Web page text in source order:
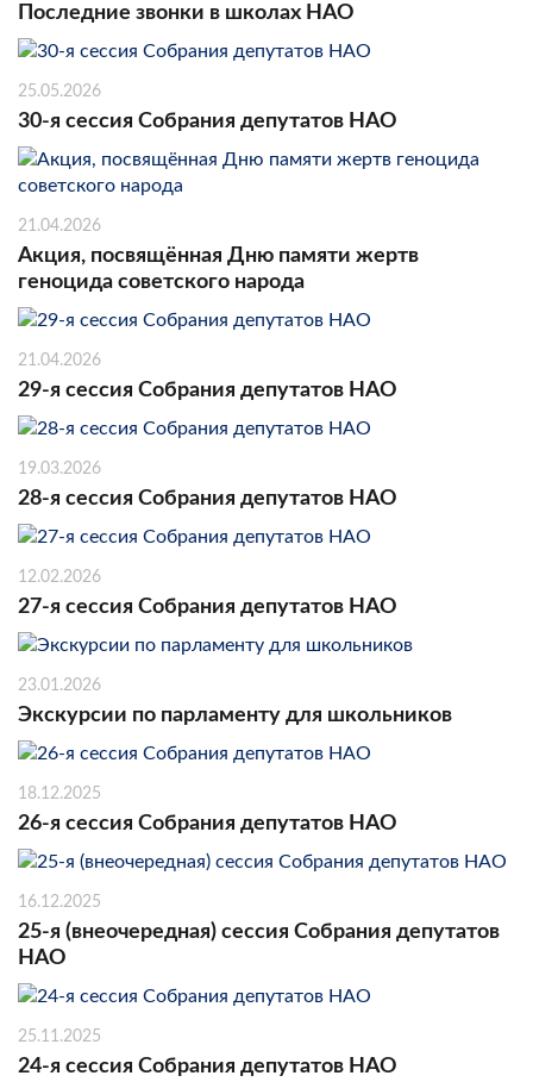
Последние звонки в школах НАО
25.05.2026
30-я сессия Собрания депутатов НАО
21.04.2026
Акция, посвящённая Дню памяти жертв
геноцида советского народа
21.04.2026
29-я сессия Собрания депутатов НАО
19.03.2026
28-я сессия Собрания депутатов НАО
12.02.2026
27-я сессия Собрания депутатов НАО
23.01.2026
Экскурсии по парламенту для школьников
18.12.2025
26-я сессия Собрания депутатов НАО
16.12.2025
25-я (внеочередная) сессия Собрания депутатов
НАО
25.11.2025
24-я сессия Собрания депутатов НАО